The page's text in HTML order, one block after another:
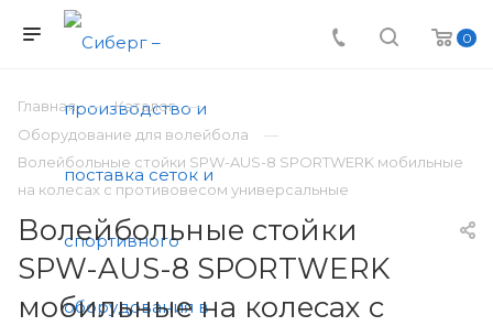
0
Главная
Каталог
Оборудование для волейбола
Волейбольные стойки SPW-AUS-8 SPORTWERK мобильные
на колесах с противовесом универсальные
Волейбольные стойки
SPW-AUS-8 SPORTWERK
мобильные на колесах с